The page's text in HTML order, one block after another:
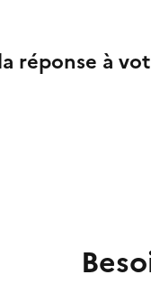
réponse à